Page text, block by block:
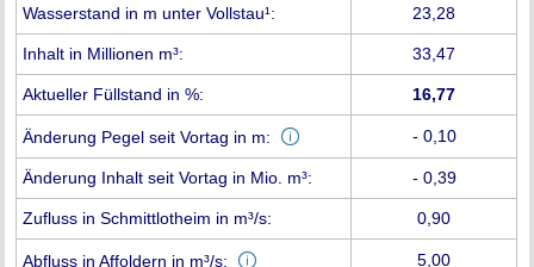
Wasserstand in m unter Vollstau¹: 23,28
Inhalt in Millionen m³: 33,47
Aktueller Füllstand in %: 16,77
Änderung Pegel seit Vortag in m: - 0,10
Änderung Inhalt seit Vortag in Mio. m³: - 0,39
Zufluss in Schmittlotheim in m³/s: 0,90
Abfluss in Affoldern in m³/s: 5,00